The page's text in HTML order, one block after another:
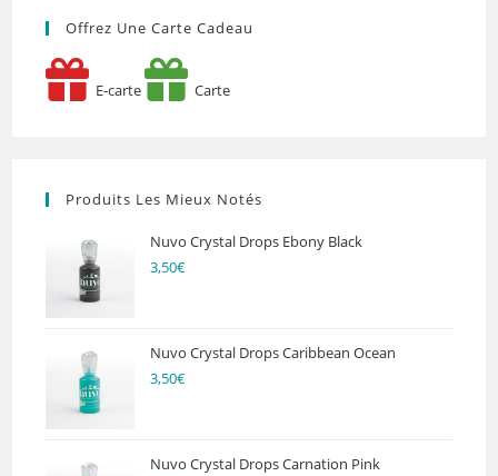
Offrez Une Carte Cadeau
E-carte Carte
Produits Les Mieux Notés
Nuvo Crystal Drops Ebony Black
3,50€
Nuvo Crystal Drops Caribbean Ocean
3,50€
Nuvo Crystal Drops Carnation Pink